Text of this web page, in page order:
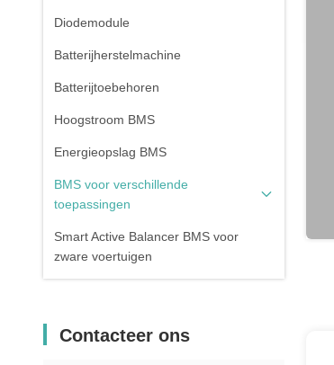
Diodemodule
Batterijherstelmachine
Batterijtoebehoren
Hoogstroom BMS
Energieopslag BMS
BMS voor verschillende
toepassingen
Smart Active Balancer BMS voor
zware voertuigen
Contacteer ons